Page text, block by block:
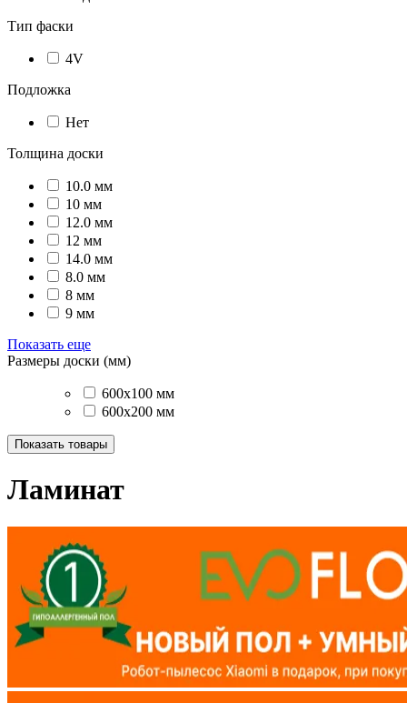
Тип фаски
4V
Подложка
Нет
Толщина доски
10.0 мм
10 мм
12.0 мм
12 мм
14.0 мм
8.0 мм
8 мм
9 мм
Показать еще
Размеры доски (мм)
600x100 мм
600x200 мм
Показать товары
Ламинат